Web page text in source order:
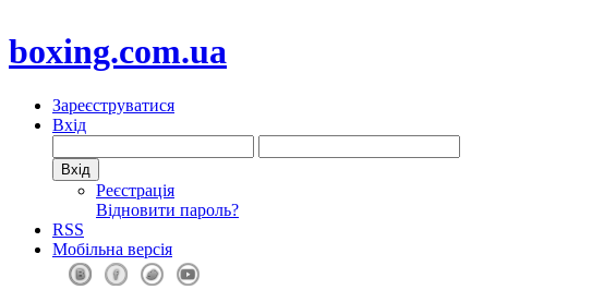
boxing.com.ua
Зареєструватися
Вхід
Реєстрація
Відновити пароль?
RSS
Мобільна версія